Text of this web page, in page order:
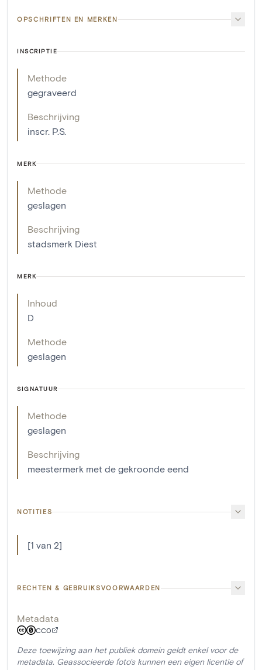
OPSCHRIFTEN EN MERKEN
INSCRIPTIE
Methode
gegraveerd
Beschrijving
inscr. P.S.
MERK
Methode
geslagen
Beschrijving
stadsmerk Diest
MERK
Inhoud
D
Methode
geslagen
SIGNATUUR
Methode
geslagen
Beschrijving
meestermerk met de gekroonde eend
NOTITIES
[1 van 2]
RECHTEN & GEBRUIKSVOORWAARDEN
Metadata
CC0
Deze toewijzing aan het publiek domein geldt enkel voor de
metadata. Geassocieerde foto's kunnen een eigen licentie of